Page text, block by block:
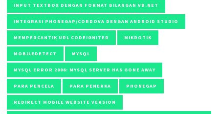
INPUT TEXTBOX DENGAN FORMAT BILANGAN VB.NET
INTEGRASI PHONEGAP/CORDOVA DENGAN ANDROID STUDIO
MEMPERCANTIK URL CODEIGNITER MIKROTIK
MOBILEDETECT MYSQL
MYSQL ERROR 2006: MYSQL SERVER HAS GONE AWAY
PARA PENCELA PARA PENERKA PHONEGAP
REDIRECT MOBILE WEBSITE VERSION